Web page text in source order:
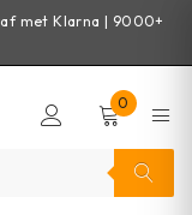
met Klarna | 9000+
0